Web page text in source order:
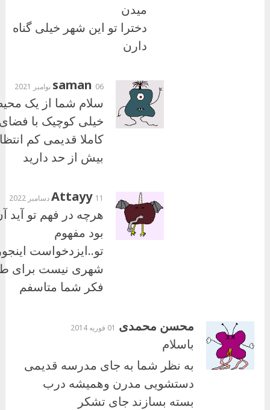
میدن
دخترا تو این شهر خیلی گناه
دارن
saman 06 نوامبر 2021
سلام شما از یک
خیلی کوچیک با
کاملا قدیمی کم
بیش از حد دارید
Attayy 11 دسامبر 2022
هرچه در فهم تو آید
بود مفهوم
تو..ایزدخواست
شهری نیست برای
فکر شما متاسفم
محسن محمدی 01 فوریه 2014
باسلام
به نظر شما به جای مدرسه قدیمی
دستشویی مدرن وهمیشه درب
بسته بسازند جای تشکر